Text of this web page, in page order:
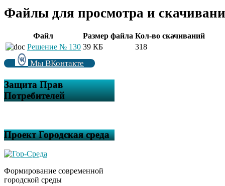
Файлы для просмотра и
Файл Размер файла Кол-во скачиваний
Решение № 130 39 КБ 318
Мы ВКонтакте
Защита Прав
Потребителей
Проект Городская среда
Формирование современной
городской среды